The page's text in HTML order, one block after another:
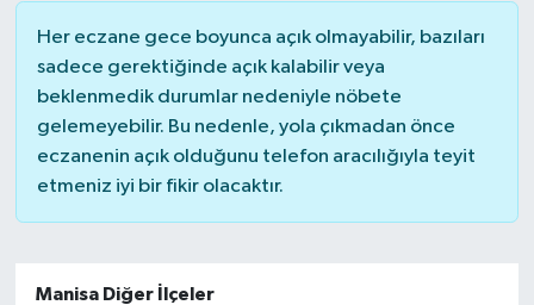
Her eczane gece boyunca açık olmayabilir, bazıları
sadece gerektiğinde açık kalabilir veya
beklenmedik durumlar nedeniyle nöbete
gelemeyebilir. Bu nedenle, yola çıkmadan önce
eczanenin açık olduğunu telefon aracılığıyla teyit
etmeniz iyi bir fikir olacaktır.
Manisa Diğer İlçeler